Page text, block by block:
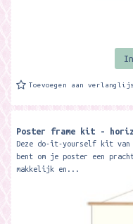
Toevoegen aan
Poster frame kit -
Deze do-it-yourself kit van
bent om je poster een
makkelijk en...